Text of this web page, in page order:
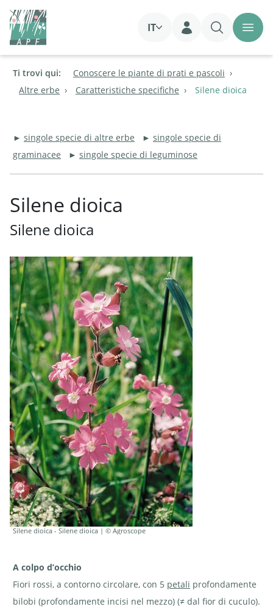
IT
Login
Ti trovi qui:
Conoscere le piante di prati e pascoli
Altre erbe
Caratteristiche specifiche Silene dioica
► singole specie di altre erbe ► singole specie di
graminacee ► singole specie di leguminose
Silene dioica
Silene dioica
Silene dioica - Silene dioica | © Agroscope
A colpo d’occhio
Fiori rossi, a contorno circolare, con 5 petali profondamente
bilobi (profondamente incisi nel mezzo) (≠ dal fior di cuculo).